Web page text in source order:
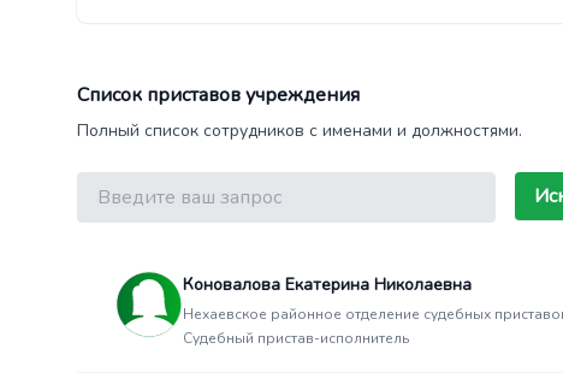
Список приставов учреждения
Полный список сотрудников с именами и должностями.
Поиск
Коновалова Екатерина Николаевна
Нехаевское районное отделение судебных
Судебный пристав-исполнитель